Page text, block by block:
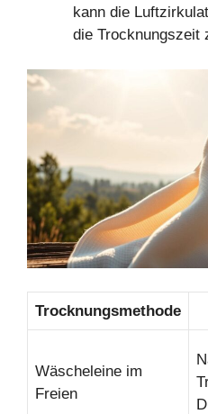
kann die
die Trocknungszeit
Trocknungsmethode
Wäscheleine im
Freien